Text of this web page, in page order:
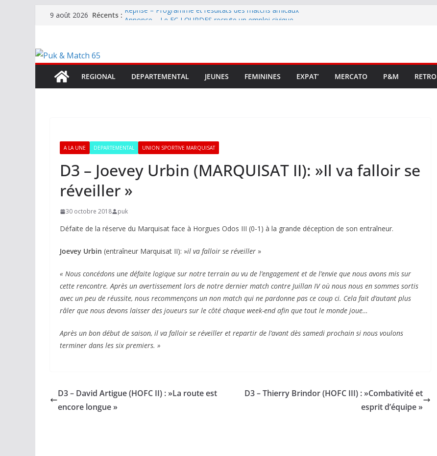
Passer9 août 2026 Récents : Reprise – Programme et résultats des matchs amicaux
terrain d’expression au HOFC
REGIONAL
DEPARTEMENTAL JEUNES FEMININES EXPAT’ MERCATO P&M RETRO
A LA UNE DEPARTEMENTAL UNION SPORTIVE MARQUISAT
D3 – Joevey Urbin (MARQUISAT II): »Il va falloir se
réveiller »
30 octobre 2018 puk
Défaite de la réserve du Marquisat face à Horgues Odos III (0-1) à la grande déception de son entraîneur.
Joevey Urbin (entraîneur Marquisat II): »il va falloir se réveiller »
« Nous concédons une défaite logique sur notre terrain au vu de l’engagement et de l’envie que nous avons mis sur
cette rencontre. Après un avertissement lors de notre dernier match contre Juillan IV où nous nous en sommes sortis
avec un peu de réussite, nous recommençons un non match qui ne pardonne pas ce coup ci. Cela fait d’autant plus
râler que nous devons laisser des joueurs sur le côté chaque week-end afin que tout le monde joue…
Après un bon début de saison, il va falloir se réveiller et repartir de l’avant dès samedi prochain si nous voulons
terminer dans les six premiers. »
D3 – David Artigue (HOFC II) : »La route est
encore longue »
D3 – Thierry Brindor (HOFC III) : »Combativité et
esprit d’équipe »